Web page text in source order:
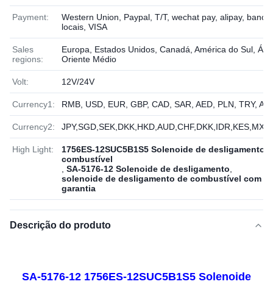
Payment:
Western Union, Paypal, T/T, wechat pay, alipay,
locais, VISA
Sales
regions:
Europa, Estados Unidos, Canadá, América do Sul,
Oriente Médio
Volt: 12V/24V
Currency1: RMB, USD, EUR, GBP, CAD, SAR, AED, PLN, TRY,
Currency2:
High Light:
1756ES-12SUC5B1S5 Solenoide de desligamento
combustível
SA-5176-12 Solenoide de desligamento
solenoide de desligamento de combustível com
garantia
Descrição do produto
SA-5176-12 1756ES-12SUC5B1S5 Solenoide